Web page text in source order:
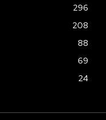
296
208
88
69
24